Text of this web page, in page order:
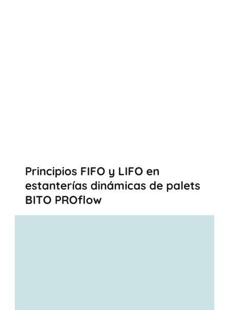
Principios FIFO y LIFO en
estanterías dinámicas de palets
BITO PROflow